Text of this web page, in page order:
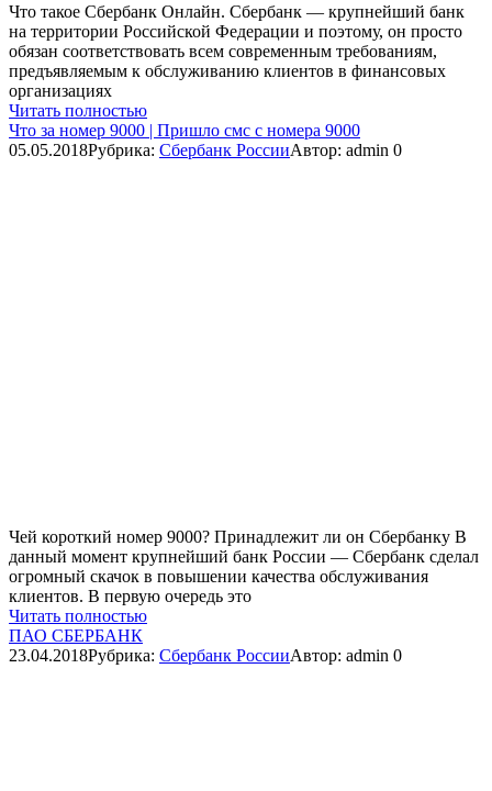
Что такое Сбербанк Онлайн. Сбербанк — крупнейший банк
на территории Российской Федерации и поэтому, он просто
обязан соответствовать всем современным требованиям,
предъявляемым к обслуживанию клиентов в финансовых
организациях
Читать полностью
Что за номер 9000 | Пришло смс с номера 9000
05.05.2018Рубрика: Сбербанк РоссииАвтор: admin 0
Чей короткий номер 9000? Принадлежит ли он Сбербанку В
данный момент крупнейший банк России — Сбербанк сделал
огромный скачок в повышении качества обслуживания
клиентов. В первую очередь это
Читать полностью
ПАО СБЕРБАНК
23.04.2018Рубрика: Сбербанк РоссииАвтор: admin 0